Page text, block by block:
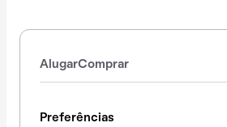
AlugarComprar
Preferências